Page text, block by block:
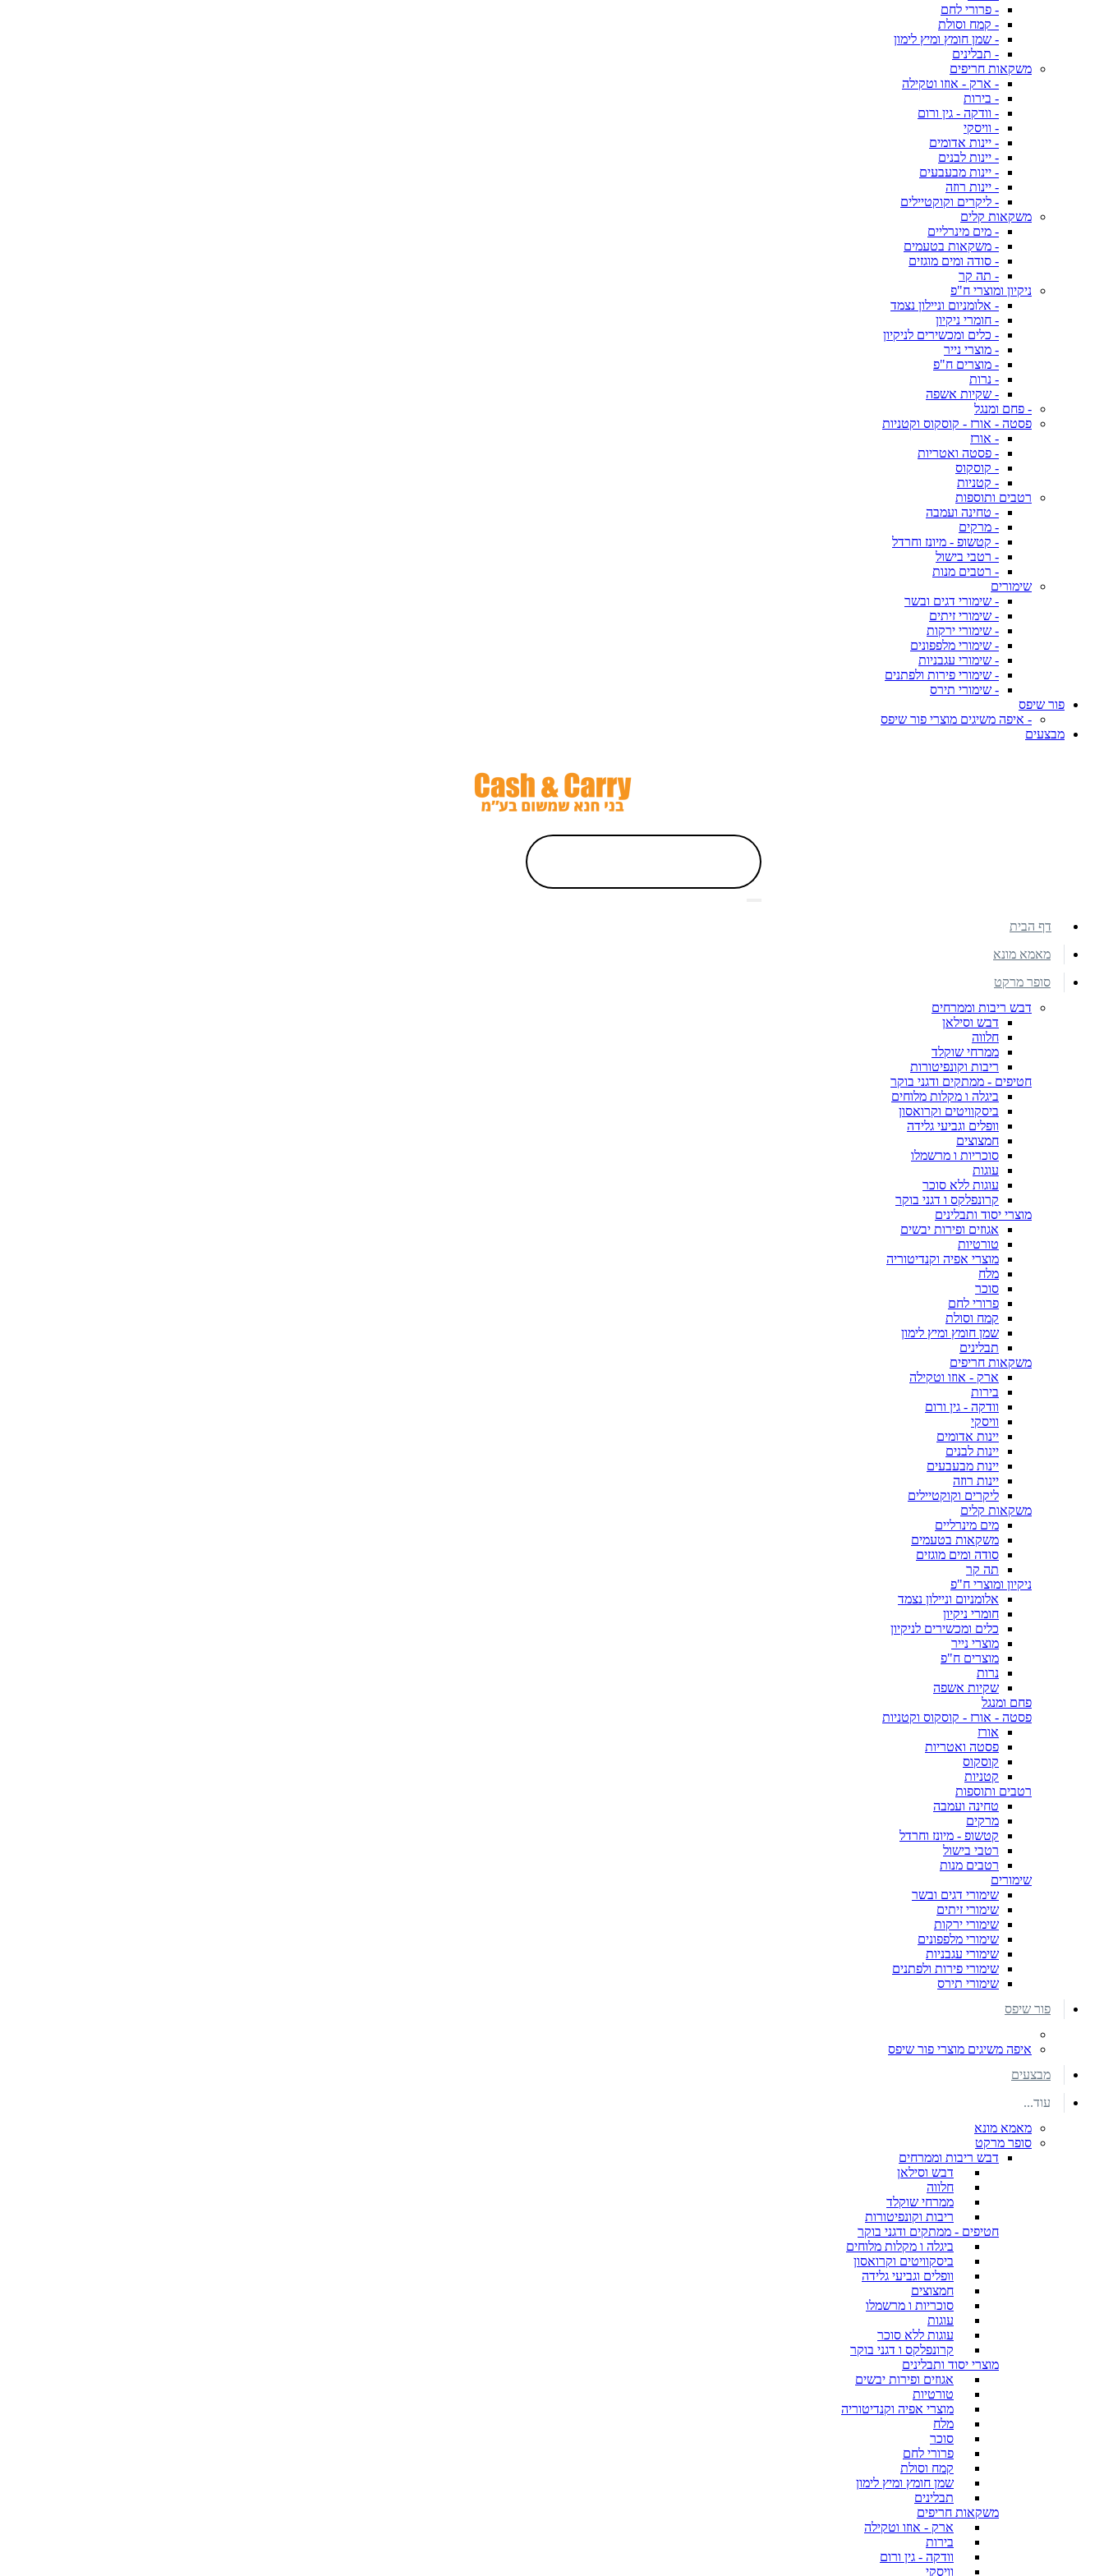
- פרורי לחם
- קמח וסולת
- שמן חומץ ומיץ לימון
- תבלינים
משקאות חריפים
- ארק - אוזו וטקילה
- בירות
- וודקה - גין ורום
- וויסקי
- יינות אדומים
- יינות לבנים
- יינות מבעבעים
- יינות רוזה
- ליקרים וקוקטיילים
משקאות קלים
- מים מינרליים
- משקאות בטעמים
- סודה ומים מוגזים
- תה קר
ניקיון ומוצרי ח"פ
- אלומניום וניילון נצמד
- חומרי ניקיון
- כלים ומכשירים לניקיון
- מוצרי נייר
- מוצרים ח"פ
- נרות
- שקיות אשפה
- פחם ומנגל
פסטה - אורז - קוסקוס וקטניות
- אורז
- פסטה ואטריות
- קוסקוס
- קטניות
רטבים ותוספות
- טחינה ועמבה
- מרקים
- קטשופ - מיונז וחרדל
- רטבי בישול
- רטבים מנות
שימורים
- שימורי דגים ובשר
- שימורי זיתים
- שימורי ירקות
- שימורי מלפפונים
- שימורי עגבניות
- שימורי פירות ולפתנים
- שימורי תירס
פור שיפס
- איפה משיגים מוצרי פור שיפס
מבצעים
דף הבית
מאמא מונא
סופר מרקט
דבש ריבות וממרחים
דבש וסילאן
חלווה
ממרחי שוקלד
ריבות וקונפיטורות
חטיפים - ממתקים ודגני בוקר
ביגלה ו מקלות מלוחים
ביסקוויטים וקרואסון
וופלים וגביעי גלידה
חמצוצים
סוכריות ו מרשמלו
עוגות
עוגות ללא סוכר
קרונפלקס ו דגני בוקר
מוצרי יסוד ותבלינים
אגוזים ופירות יבשים
טורטיות
מוצרי אפיה וקנדיטוריה
מלח
סוכר
פרורי לחם
קמח וסולת
שמן חומץ ומיץ לימון
תבלינים
משקאות חריפים
ארק - אוזו וטקילה
בירות
וודקה - גין ורום
וויסקי
יינות אדומים
יינות לבנים
יינות מבעבעים
יינות רוזה
ליקרים וקוקטיילים
משקאות קלים
מים מינרליים
משקאות בטעמים
סודה ומים מוגזים
תה קר
ניקיון ומוצרי ח"פ
אלומניום וניילון נצמד
חומרי ניקיון
כלים ומכשירים לניקיון
מוצרי נייר
מוצרים ח"פ
נרות
שקיות אשפה
פחם ומנגל
פסטה - אורז - קוסקוס וקטניות
אורז
פסטה ואטריות
קוסקוס
קטניות
רטבים ותוספות
טחינה ועמבה
מרקים
קטשופ - מיונז וחרדל
רטבי בישול
רטבים מנות
שימורים
שימורי דגים ובשר
שימורי זיתים
שימורי ירקות
שימורי מלפפונים
שימורי עגבניות
שימורי פירות ולפתנים
שימורי תירס
פור שיפס
איפה משיגים מוצרי פור שיפס
מבצעים
עוד...
מאמא מונא
סופר מרקט
דבש ריבות וממרחים
דבש וסילאן
חלווה
ממרחי שוקלד
ריבות וקונפיטורות
חטיפים - ממתקים ודגני בוקר
ביגלה ו מקלות מלוחים
ביסקוויטים וקרואסון
וופלים וגביעי גלידה
חמצוצים
סוכריות ו מרשמלו
עוגות
עוגות ללא סוכר
קרונפלקס ו דגני בוקר
מוצרי יסוד ותבלינים
אגוזים ופירות יבשים
טורטיות
מוצרי אפיה וקנדיטוריה
מלח
סוכר
פרורי לחם
קמח וסולת
שמן חומץ ומיץ לימון
תבלינים
משקאות חריפים
ארק - אוזו וטקילה
בירות
וודקה - גין ורום
וויסקי